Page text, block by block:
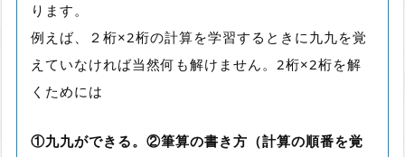
ります。
例えば、２桁×2桁の計算を学習するときに九九を覚
えていなければ当然何も解けません。2桁×2桁を解
くためには
①九九ができる。②筆算の書き方（計算の順番を覚